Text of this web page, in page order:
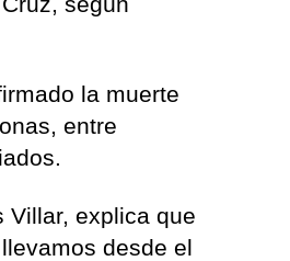
la muerte
entre
Villar, explica que
desde el